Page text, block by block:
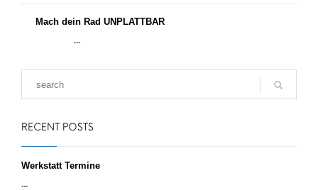
Mach dein Rad UNPLATTBAR
...
RECENT POSTS
Werkstatt Termine
...